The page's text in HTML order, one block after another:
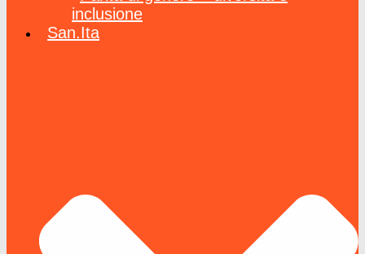
inclusione
San.Ita